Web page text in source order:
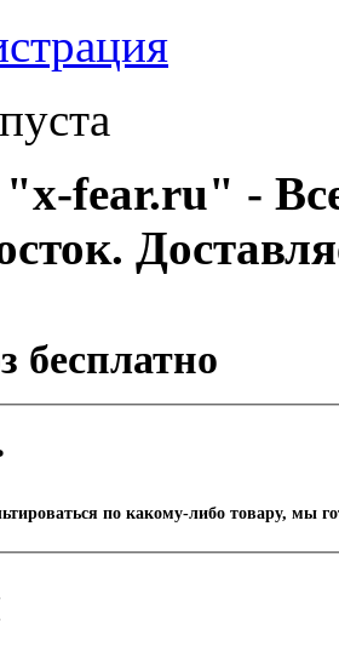
пуста
fear.ru" -
бесплатно
по какому-либо товару, мы